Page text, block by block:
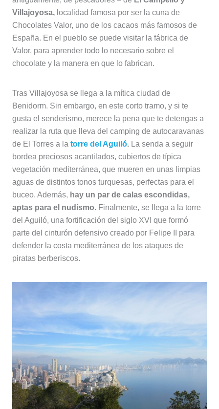
Villajoyosa,localidad famosa por ser la cuna de
Chocolates Valor, uno de los cacaos más famosos de
España. En el pueblo se puede visitar la fábrica de
Valor, para aprender todo lo necesario sobre el
chocolate y la manera en que lo fabrican.
Tras Villajoyosa se llega a la mítica ciudad de
Benidorm. Sin embargo, en este corto tramo, y si te
gusta el senderismo, merece la pena que te detengas a
realizar la ruta que lleva del camping de autocaravanas
de El Torres a la torre del Aguiló. La senda a seguir
bordea preciosos acantilados, cubiertos de típica
vegetación mediterránea, que mueren en unas limpias
aguas de distintos tonos turquesas, perfectas para el
buceo. Además, hay un par de calas escondidas,
aptas para el nudismo. Finalmente, se llega a la torre
del Aguiló, una fortificación del siglo XVI que formó
parte del cinturón defensivo creado por Felipe II para
defender la costa mediterránea de los ataques de
piratas berberiscos.